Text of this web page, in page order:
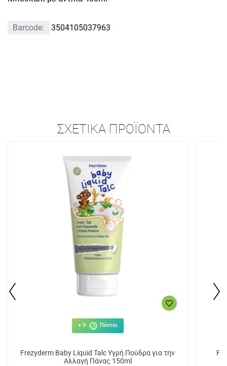
Barcode: 3504105037963
ΣΧΕΤΙΚΆ ΠΡΟΪΌΝΤΑ
+ 9 Πόντοι
Frezyderm Baby Liquid Talc Υγρή Πούδρα για την
Αλλαγή Πάνας 150ml